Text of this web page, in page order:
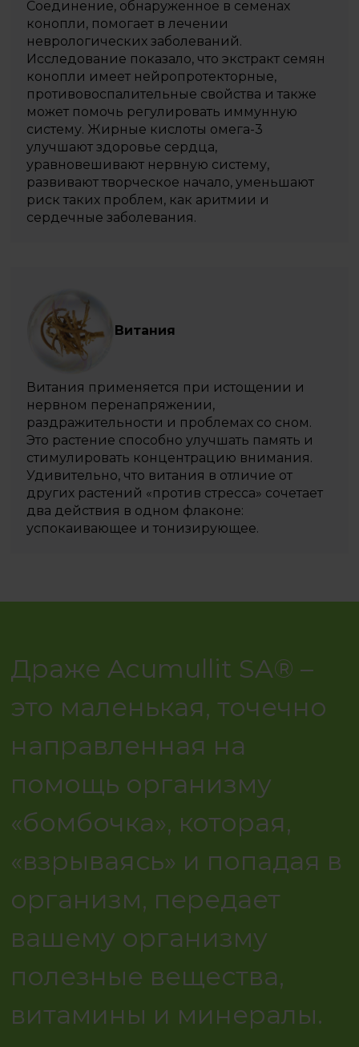
Соединение, обнаруженное в семенах
конопли, помогает в лечении
неврологических заболеваний.
Исследование показало, что экстракт семян
конопли имеет нейропротекторные,
противовоспалительные свойства и также
может помочь регулировать иммунную
систему. Жирные кислоты омега-3
улучшают здоровье сердца,
уравновешивают нервную систему,
развивают творческое начало, уменьшают
риск таких проблем, как аритмии и
сердечные заболевания.
Витания
Витания применяется при истощении и
нервном перенапряжении,
раздражительности и проблемах со сном.
Это растение способно улучшать память и
стимулировать концентрацию внимания.
Удивительно, что витания в отличие от
других растений «против стресса» сочетает
два действия в одном флаконе:
успокаивающее и тонизирующее.
Драже Acumullit SA® –
это маленькая, точечно
направленная на
помощь организму
«бомбочка», которая,
«взрываясь» и попадая в
организм, передает
вашему организму
полезные вещества,
витамины и минералы.